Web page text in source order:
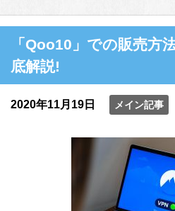
「Qoo10」での販売方
底解説!
2020年11月19日 メイン記事